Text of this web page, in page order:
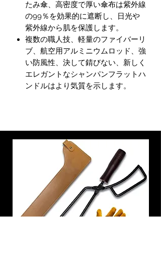
たみ傘、高密度で厚い傘布は紫外線
の99％を効果的に遮断し、日光や
紫外線から肌を保護します。
複数の職人技、軽量のファイバーリ
ブ、航空用アルミニウムロッド、強
い防風性、決して錆びない、新しく
エレガントなシャンパンフラットハ
ンドルはより気質を示します。